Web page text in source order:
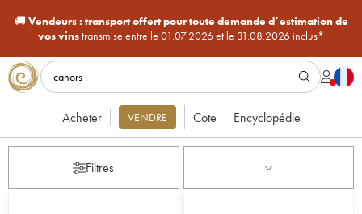
🚚Vendeurs : transport offert pour toute demande d’estimation de
vos vinstransmise entre le 01.07.2026 et le 31.08.2026 inclus*
Acheter VENDRE Cote Encyclopédie
Filtres